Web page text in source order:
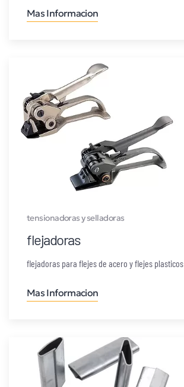
Mas Informacion
tensionadoras y selladoras
flejadoras
flejadoras para flejes de acero y flejes plasticos
Mas Informacion